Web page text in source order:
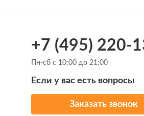
+7 (495) 220-
Пн-сб с 10:00 до 21:00
Если у вас есть вопросы
Заказать звонок